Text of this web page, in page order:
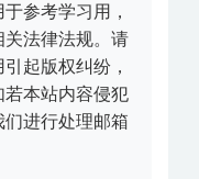
参考学习用，
关法律法规。请
起版权纠纷，
若本站内容侵犯
进行处理邮箱